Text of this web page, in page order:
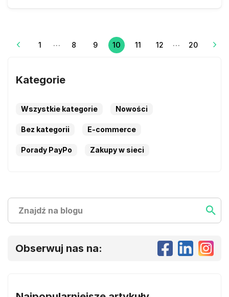
1 … 8 9 10 11 12 … 20
Kategorie
Wszystkie kategorie Nowości
Bez kategorii E-commerce
Porady PayPo Zakupy w sieci
Szukaj
Obserwuj nas na: